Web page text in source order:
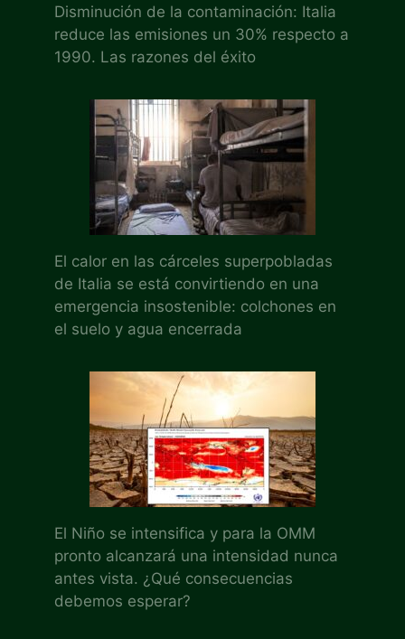
Disminución de la contaminación: Italia
reduce las emisiones un 30% respecto a
1990. Las razones del éxito
El calor en las cárceles superpobladas
de Italia se está convirtiendo en una
emergencia insostenible: colchones en
el suelo y agua encerrada
El Niño se intensifica y para la OMM
pronto alcanzará una intensidad nunca
antes vista. ¿Qué consecuencias
debemos esperar?